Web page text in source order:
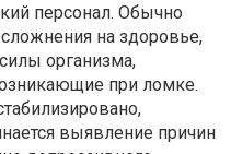
персонал. Обычно
на здоровье,
организма,
при ломке.
выявление причин